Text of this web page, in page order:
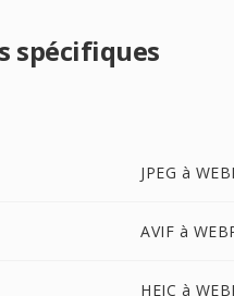
spécifiques
JPEG à
AVIF à
HEIC à